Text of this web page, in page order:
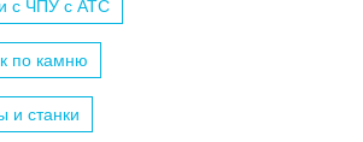
с ЧПУ c АТС
по камню
и станки